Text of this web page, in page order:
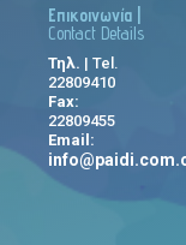
Επικοινωνία |
Contact Details
Τηλ. | Tel.
22809410
Fax:
22809455
Email: